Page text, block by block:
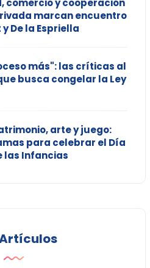
comercio y cooperación
marcan encuentro
De la Espriella
más": las críticas al
busca congelar la Ley
arte y juego:
para celebrar el Día
las Infancias